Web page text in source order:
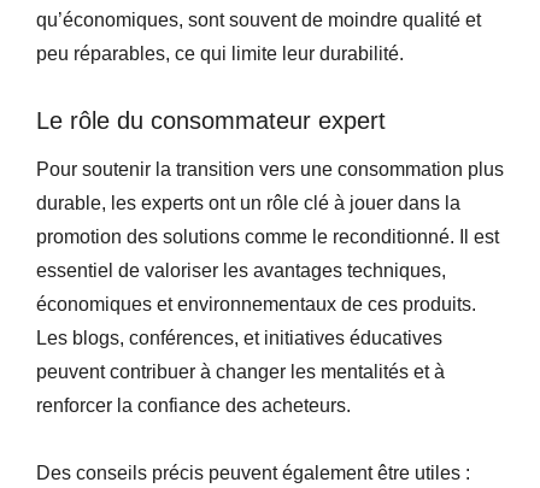
qu’économiques, sont souvent de moindre qualité et
peu réparables, ce qui limite leur durabilité.
Le rôle du consommateur expert
Pour soutenir la transition vers une consommation plus
durable, les experts ont un rôle clé à jouer dans la
promotion des solutions comme le reconditionné. Il est
essentiel de valoriser les avantages techniques,
économiques et environnementaux de ces produits.
Les blogs, conférences, et initiatives éducatives
peuvent contribuer à changer les mentalités et à
renforcer la confiance des acheteurs.
Des conseils précis peuvent également être utiles :